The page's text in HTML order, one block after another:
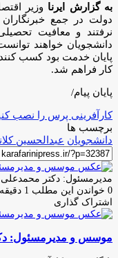
به گزارش ایرنا
دولت در جمع
نرفتند و معافیت
دانشجویان خواهند
پایان خدمت بود کسب کنند
کار فراهم شد.
پایان پیام/
کارآفرینی پرس را نصب
برچسب ها
دانشجویان عبدالحسین
مدیرمسئول: دکتر محمدعلی
0 خواندن این مطلب 1 دقیقه زمان میبرد
اشتراک گذاری
فیس
توئیتر
لینکدین
واتس
تلگرام
اشتراک
از
چاپ
موسس و مدیرمسئول: